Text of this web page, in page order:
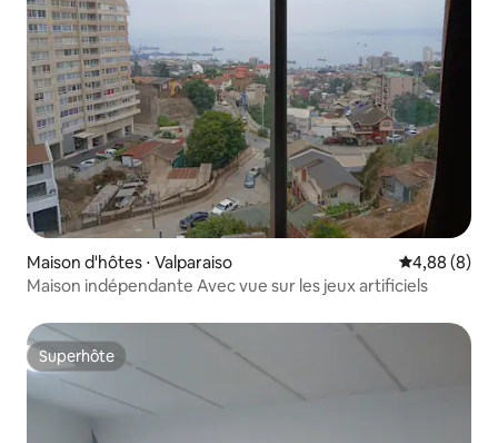
Maison d'hôtes ⋅ Valparaiso Évaluation
4,88 (8)
Maison indépendante Avec vue sur les jeux artificiels
Superhôte
Superhôte